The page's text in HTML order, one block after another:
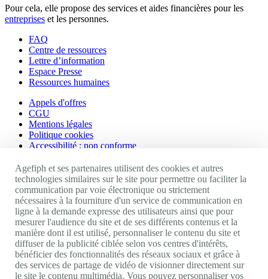
Pour cela, elle propose des services et aides financières pour les
entreprises et les personnes.
FAQ
Centre de ressources
Lettre d’information
Espace Presse
Ressources humaines
Appels d'offres
CGU
Mentions légales
Politique cookies
Accessibilité : non conforme
Nos autres sites
Site portail Agefiph
Activateur de progrès
Handinnov
Innovation et recherche
Université du RRH
Service AppuiPro
Nous suivre
Agefiph et ses partenaires utilisent des cookies et autres
technologies similaires sur le site pour permettre ou faciliter la
communication par voie électronique ou strictement
nécessaires à la fourniture d'un service de communication en
ligne à la demande expresse des utilisateurs ainsi que pour
mesurer l'audience du site et de ses différents contenus et la
manière dont il est utilisé, personnaliser le contenu du site et
diffuser de la publicité ciblée selon vos centres d'intérêts,
bénéficier des fonctionnalités des réseaux sociaux et grâce à
des services de partage de vidéo de visionner directement sur
le site le contenu multimédia. Vous pouvez personnaliser vos